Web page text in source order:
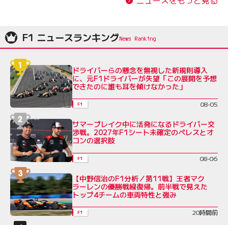
F1 ニュースランキング
ドライバーらの懸念を無視した新規則導入
に、元F1ドライバーが失望「この展開を予想
できたのに誰も耳を傾けなかった」
F1 08-05
サマーブレイク中に活発になるドライバー交
渉戦。2027年F1シート未確定のペレスとオ
コンの選択肢
F1 08-06
【中野信治のF1分析／第11戦】王者マク
ラーレンの優勝戦線復帰。前半戦で見えた
トップ4チームの車両特性と強み
F1 20時間前